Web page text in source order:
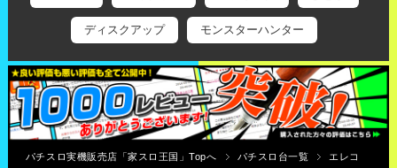
ディスクアップ モンスターハンター
パチスロ実機販売店「家スロ王国」Topへ パチスロ台一覧 エレコ